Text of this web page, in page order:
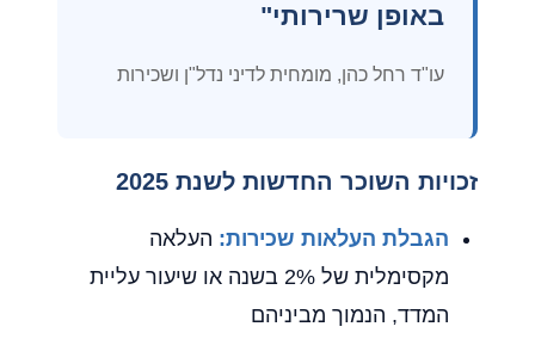
באופן שרירותי"
עו"ד רחל כהן, מומחית לדיני נדל"ן ושכירות
זכויות השוכר החדשות לשנת 2025
הגבלת העלאות שכירות: העלאה
מקסימלית של 2% בשנה או שיעור עליית
המדד, הנמוך מביניהם